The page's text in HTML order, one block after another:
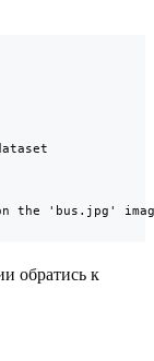
the 'bus.jpg'
обратись к